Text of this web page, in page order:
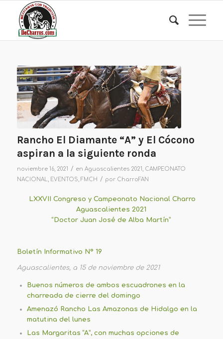
Rancho El Diamante “A” y El Cócono
aspiran a la siguiente ronda
noviembre 16, 2021 / en Aguascalientes 2021
CAMPEONATO
NACIONAL
EVENTOS FMCH / por CharroFAN
LXXVII Congreso y Campeonato Nacional Charro
Aguascalientes 2021
“Doctor Juan José de Alba Martín”
Boletín Informativo Nº 19
Aguascalientes, a 15 de noviembre de 2021
Buenos números de ambos escuadrones en la
charreada de cierre del domingo
Amenazó Rancho Las Amazonas de Hidalgo en la
matutina del lunes
Las Margaritas “A”, con muchas opciones de